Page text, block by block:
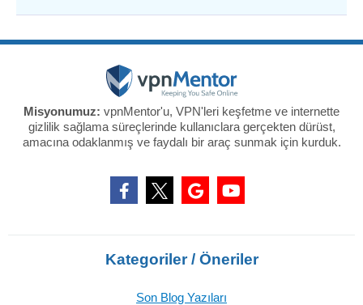
Misyonumuz: vpnMentor'u, VPN'leri keşfetme ve internette
gizlilik sağlama süreçlerinde kullanıclara gerçekten dürüst,
amacına odaklanmış ve faydalı bir araç sunmak için kurduk.
Kategoriler / Öneriler
Son Blog Yazıları